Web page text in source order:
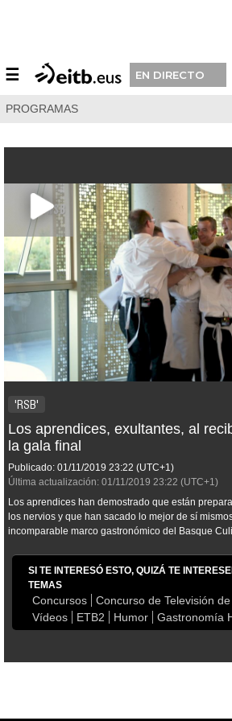
☰ EN DIRECTO
PROGRAMAS
'RSB'
Los aprendices, exultantes, al
la gala final
Publicado: 01/11/2019 23:22 (UTC+1)
Última actualización: 01/11/2019 23:22 (UTC+1)
Los aprendices han demostrado que están
los nervios y que han sacado lo mejor de sí
incomparable marco gastronómico del Basque
SI TE INTERESÓ ESTO, QUIZÁ TE
TEMAS
Concursos Concurso de Televisión
Vídeos
ETB2 Humor Gastronomía